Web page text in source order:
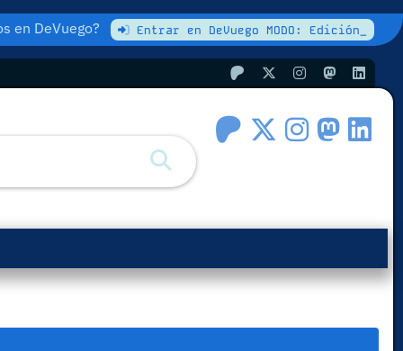
en DeVuego? Entrar en DeVuego MODO: Edición_